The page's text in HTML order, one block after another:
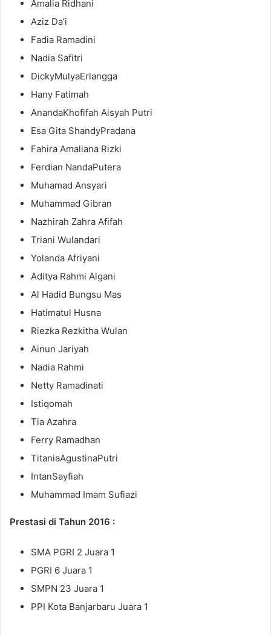
Amalia Ridhani
Aziz Da’i
Fadia Ramadini
Nadia Safitri
DickyMulyaErlangga
Hany Fatimah
AnandaKhofifah Aisyah Putri
Esa Gita ShandyPradana
Fahira Amaliana Rizki
Ferdian NandaPutera
Muhamad Ansyari
Muhammad Gibran
Nazhirah Zahra Afifah
Triani Wulandari
Yolanda Afriyani
Aditya Rahmi Algani
Al Hadid Bungsu Mas
Hatimatul Husna
Riezka Rezkitha Wulan
Ainun Jariyah
Nadia Rahmi
Netty Ramadinati
Istiqomah
Tia Azahra
Ferry Ramadhan
TitaniaAgustinaPutri
IntanSayfiah
Muhammad Imam Sufiazi
Prestasi di Tahun 2016 :
SMA PGRI 2 Juara 1
PGRI 6 Juara 1
SMPN 23 Juara 1
PPI Kota Banjarbaru Juara 1